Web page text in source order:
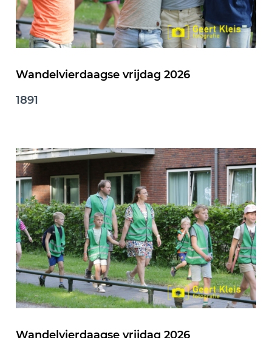
Wandelvierdaagse vrijdag 2026
1891
Wandelvierdaagse vrijdag 2026